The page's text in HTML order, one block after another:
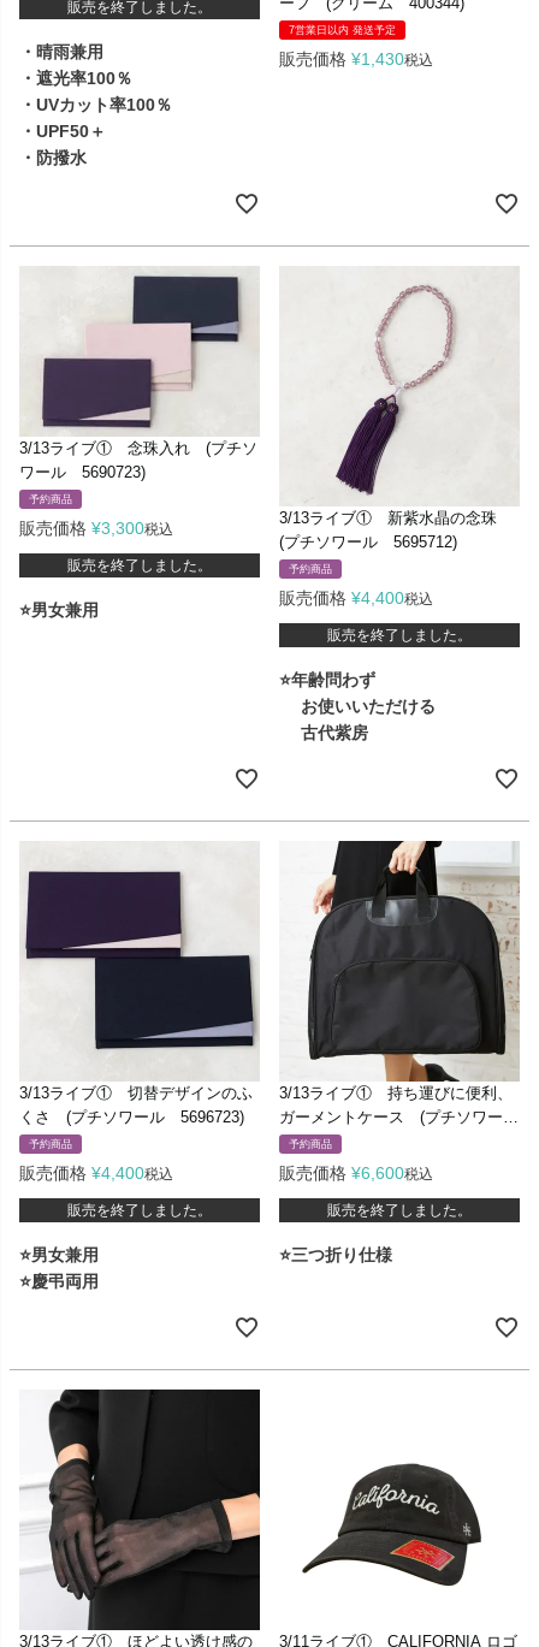
販売を終了しました。
・晴雨兼用
・遮光率100％
・UVカット率100％
・UPF50＋
・防撥水
7営業日以内 発送予定
販売価格 ¥1,430税込
3/13ライブ① 念珠入れ (プチソ
ワール 5690723)
予約商品
販売価格 ¥3,300税込
販売を終了しました。
⭐男女兼用
3/13ライブ① 新紫水晶の念珠
(プチソワール 5695712)
予約商品
販売価格 ¥4,400税込
販売を終了しました。
⭐年齢問わず
お使いいただける
古代紫房
3/13ライブ① 切替デザインのふ
くさ (プチソワール 5696723)
予約商品
販売価格 ¥4,400税込
販売を終了しました。
⭐男女兼用
⭐慶弔両用
3/13ライブ① 持ち運びに便利、
ガーメントケース (プチソワー
ル 5699402)
予約商品
販売価格 ¥6,600税込
販売を終了しました。
⭐三つ折り仕様
3/13ライブ① ほどよい透け感の
3/11ライブ① CALIFORNIA ロゴ